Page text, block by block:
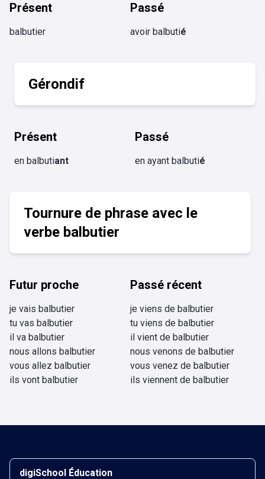
Présent
balbutier
Passé
avoir balbutié
Gérondif
Présent
en balbutiant
Passé
en ayant balbutié
Tournure de phrase avec le
verbe balbutier
Futur proche
je vais balbutier
tu vas balbutier
il va balbutier
nous allons balbutier
vous allez balbutier
ils vont balbutier
Passé récent
je viens de balbutier
tu viens de balbutier
il vient de balbutier
nous venons de balbutier
vous venez de balbutier
ils viennent de balbutier
digiSchool Éducation